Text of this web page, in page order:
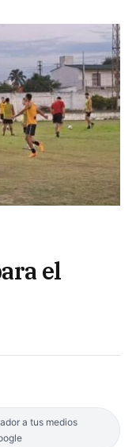
el
a tus medios